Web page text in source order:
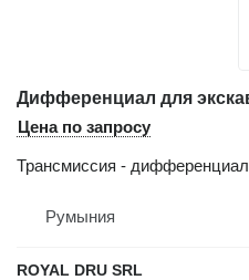
Цена по запросу
Трансмиссия - дифференциал
Румыния
ROYAL DRU SRL